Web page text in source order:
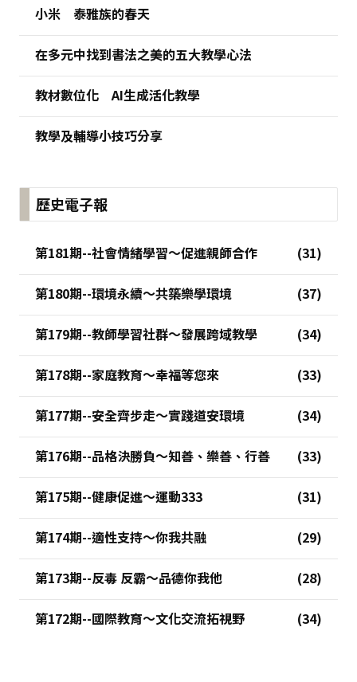
小米 泰雅族的春天
在多元中找到書法之美的五大教學心法
教材數位化 AI生成活化教學
教學及輔導小技巧分享
歷史電子報
第181期--社會情緒學習～促進親師合作
第180期--環境永續～共築樂學環境
第179期--教師學習社群～發展跨域教學
第178期--家庭教育～幸福等您來
第177期--安全齊步走～實踐道安環境
第176期--品格決勝負～知善、樂善、行善
第175期--健康促進～運動333
第174期--適性支持～你我共融
第173期--反毒 反霸～品德你我他
第172期--國際教育～文化交流拓視野